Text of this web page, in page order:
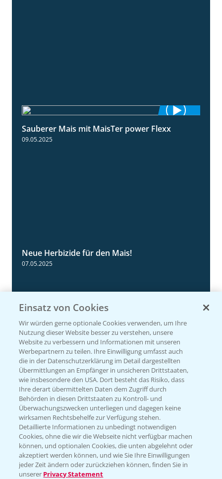
2:26
Sauberer Mais mit MaisTer power Flexx
09.05.2025
Neue Herbizide für den Mais!
NEU: Herbizidmaßnahme im Mais mit
MaisTer Power Flexx
06.05.2025
Einsatz von Cookies
Wir würden gerne optionale Cookies verwenden, um Ihre
Nutzung dieser Website besser zu verstehen, unsere
Website zu verbessern und Informationen mit unseren
Werbepartnern zu teilen. Ihre Einwilligung umfasst auch
die in der Datenschutzerklärung im Detail dargestellten
Übermittlungen an Empfänger in unsicheren Drittstaaten,
wie insbesondere den USA. Dort besteht das Risiko, dass
Ihre derart übermittelten Daten dem Zugriff durch
Behörden in diesen Drittstaaten zu Kontroll- und
Überwachungszwecken unterliegen und dagegen keine
wirksamen Rechtsbehelfe zur Verfügung stehen.
Detaillierte Informationen zu unbedingt notwendigen
Cookies, ohne die wir die Webseite nicht verfügbar machen
können, und optionalen Cookies, die unten abgelehnt oder
akzeptiert werden können, und wie Sie Ihre Einwilligungen
jeder Zeit ändern oder zurückziehen können, finden Sie in
unserer Privacy Statement